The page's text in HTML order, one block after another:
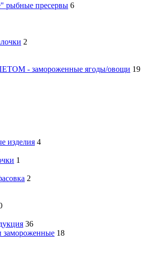
рыбные пресервы 6
2
- замороженные ягоды/овощи 19
изделия 4
1
2
36
замороженные 18